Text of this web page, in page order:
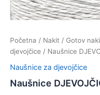
Početna / Nakit / Gotov
djevojčice / Naušnice
Naušnice za djevojčice
Naušnice